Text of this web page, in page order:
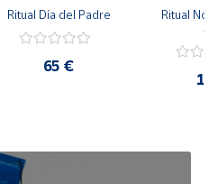
2 personas).
Ritual Día del Padre
65 €
Ritual